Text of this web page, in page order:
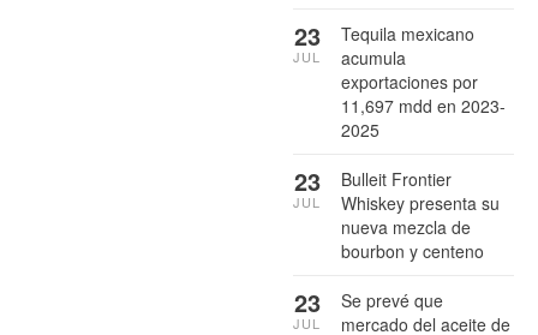
Tequila mexicano
acumula
exportaciones por
11,697 mdd en 2023-
2025
23
JUL
Bulleit Frontier
Whiskey presenta su
nueva mezcla de
bourbon y centeno
23
JUL
Se prevé que
mercado del aceite de
23
JUL